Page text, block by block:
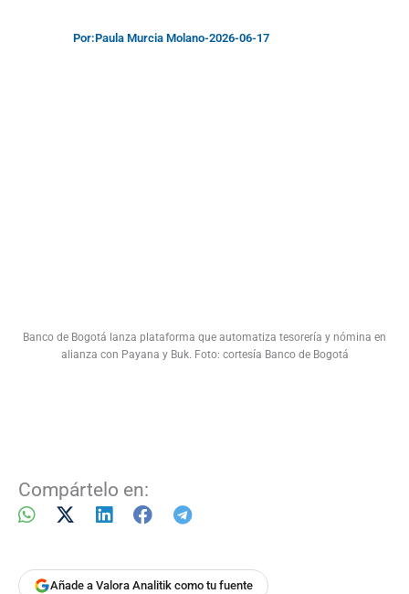
Por:Paula Murcia Molano-2026-06-17
Banco de Bogotá lanza plataforma que automatiza tesorería y nómina en
alianza con Payana y Buk. Foto: cortesía Banco de Bogotá
Compártelo en:
Añade a Valora Analitik como tu fuente